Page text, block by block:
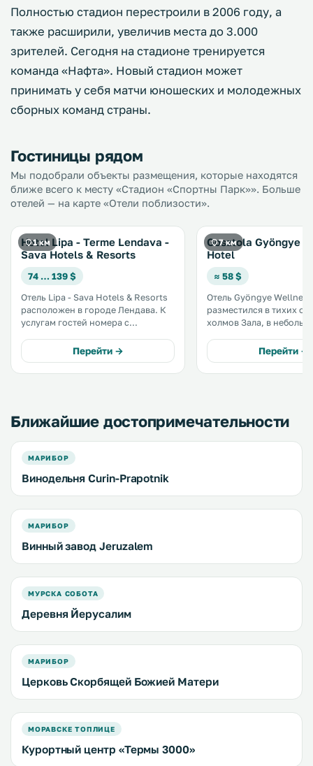
Полностью стадион перестроили в 2006 году, а
также расширили, увеличив места до 3.000
зрителей. Сегодня на стадионе тренируется
команда «Нафта». Новый стадион может
принимать у себя матчи юношеских и молодежных
сборных команд страны.
Гостиницы рядом
Мы подобрали объекты размещения, которые находятся
ближе всего к месту «Стадион «Спортны Парк»». Больше
отелей — на карте «Отели поблизости».
1 км
Hotel Lipa - Terme Lendava -
Sava Hotels & Resorts
74 … 139 $
Отель Lipa - Sava Hotels & Resorts
расположен в городе Лендава. К
услугам гостей номера с
центр с 2 бассейнами, саунами,
соляриями и кабинетами, в
которых проводятся сеансы
Перейти →
7 км
Gosztola Gyöngye
Hotel
≈ 58 $
Отель Gyöngye Wellness
разместился в тихих
холмов Зала, в
с бесплатным Wi-Fi,
плавательный бассейн
салон. .
Перейти →
Ближайшие достопримечательности
МАРИБОР
Винодельня Curin-Prapotnik
МАРИБОР
Винный завод Jeruzalem
МУРСКА СОБОТА
Деревня Йерусалим
МАРИБОР
Церковь Скорбящей Божией Матери
МОРАВСКЕ ТОПЛИЦЕ
Курортный центр «Термы 3000»